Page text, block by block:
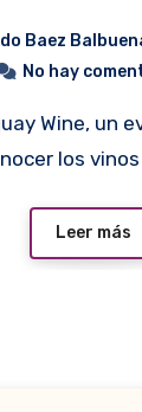
Baez
No hay
los
Leer más